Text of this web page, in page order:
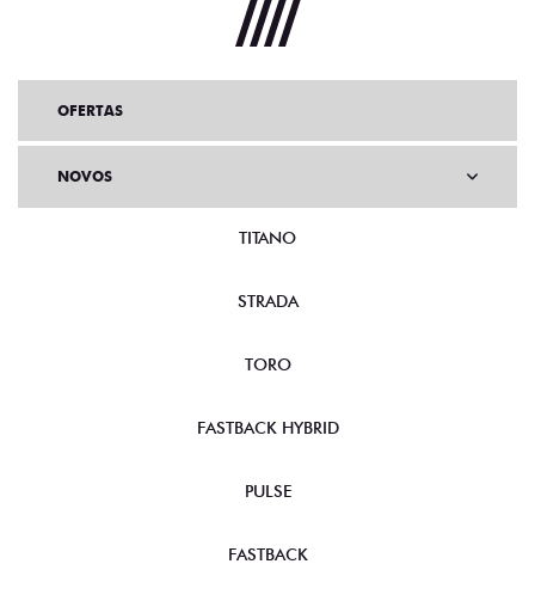
OFERTAS
NOVOS
TITANO
STRADA
TORO
FASTBACK HYBRID
PULSE
FASTBACK